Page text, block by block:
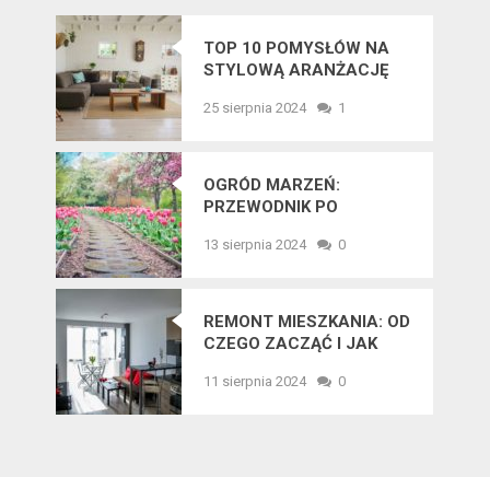
TOP 10 POMYSŁÓW NA
STYLOWĄ ARANŻACJĘ
25 sierpnia 2024 1
OGRÓD MARZEŃ:
PRZEWODNIK PO
TRENDACH
13 sierpnia 2024 0
REMONT MIESZKANIA: OD
CZEGO ZACZĄĆ I JAK
11 sierpnia 2024 0